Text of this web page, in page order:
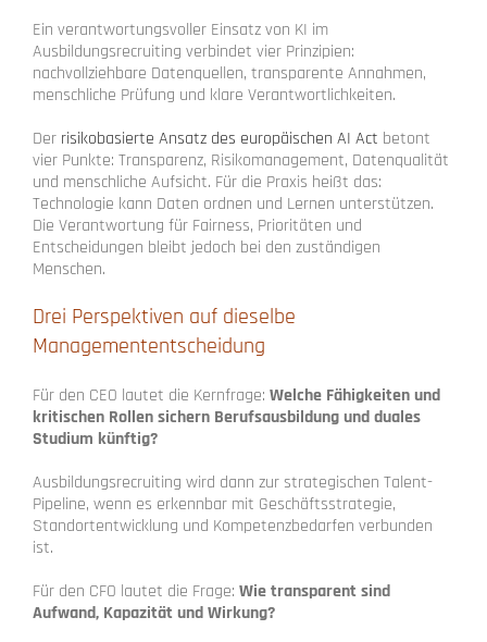
Ein verantwortungsvoller Einsatz von KI im
Ausbildungsrecruiting verbindet vier Prinzipien:
nachvollziehbare Datenquellen, transparente Annahmen,
menschliche Prüfung und klare Verantwortlichkeiten.
Der risikobasierte Ansatz des europäischen AI Act betont
vier Punkte: Transparenz, Risikomanagement, Datenqualität
und menschliche Aufsicht. Für die Praxis heißt das:
Technologie kann Daten ordnen und Lernen unterstützen.
Die Verantwortung für Fairness, Prioritäten und
Entscheidungen bleibt jedoch bei den zuständigen
Menschen.
Drei Perspektiven auf dieselbe
Managemententscheidung
Für den CEO lautet die Kernfrage: Welche Fähigkeiten und
kritischen Rollen sichern Berufsausbildung und duales
Studium künftig?
Ausbildungsrecruiting wird dann zur strategischen Talent-
Pipeline, wenn es erkennbar mit Geschäftsstrategie,
Standortentwicklung und Kompetenzbedarfen verbunden
ist.
Für den CFO lautet die Frage: Wie transparent sind
Aufwand, Kapazität und Wirkung?